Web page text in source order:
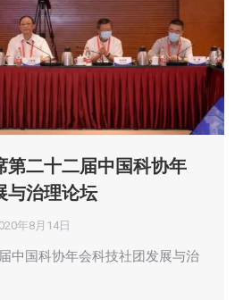
第二十二届中国科协年
与治理论坛
年8月14日
中国科协年会科技社团发展与治